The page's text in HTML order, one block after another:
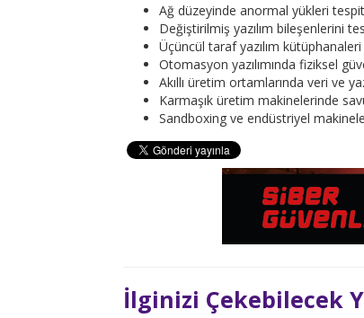
Ağ düzeyinde anormal yükleri
Değiştirilmiş yazılım bileşenlerini
Üçüncül taraf yazılım
Otomasyon yazılımında fiziksel
Akıllı üretim ortamlarında veri ve
Karmaşık üretim makinelerinde
Sandboxing ve endüstriyel
İlginizi Çekebilecek